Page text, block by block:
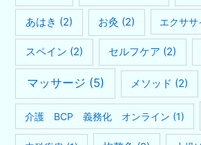
あはき (2) お灸 (2) エクササ
スペイン (2) セルフケア (2)
マッサージ (5) メソッド (2)
介護 BCP 義務化 オンライン (1)